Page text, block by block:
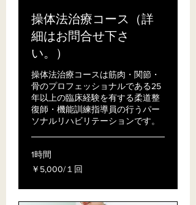
操体法治療コース（詳
細はお問合せ下さ
い。）
操体法治療コースは筋肉・関節・
骨のプロフェッショナルである25
年以上の臨床経験を有する柔道整
復師・機能訓練指導員の行うパー
ソナルリハビリテーションです。
1時間
￥5,000/
１
￥5,000/１回